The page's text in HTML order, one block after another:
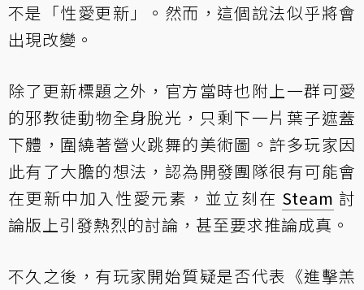
不是「性愛更新」。然而，這個說法似乎將會
出現改變。
除了更新標題之外，官方當時也附上一群可愛
的邪教徒動物全身脫光，只剩下一片葉子遮蓋
下體，圍繞著營火跳舞的美術圖。許多玩家因
此有了大膽的想法，認為開發團隊很有可能會
在更新中加入性愛元素，並立刻在 Steam 討
論版上引發熱烈的討論，甚至要求推論成真。
不久之後，有玩家開始質疑是否代表《進擊羔